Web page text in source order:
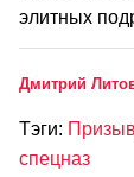
элитных
Дмитрий
Тэги: Призыв
спецназ